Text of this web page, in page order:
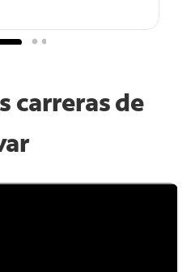
carreras de